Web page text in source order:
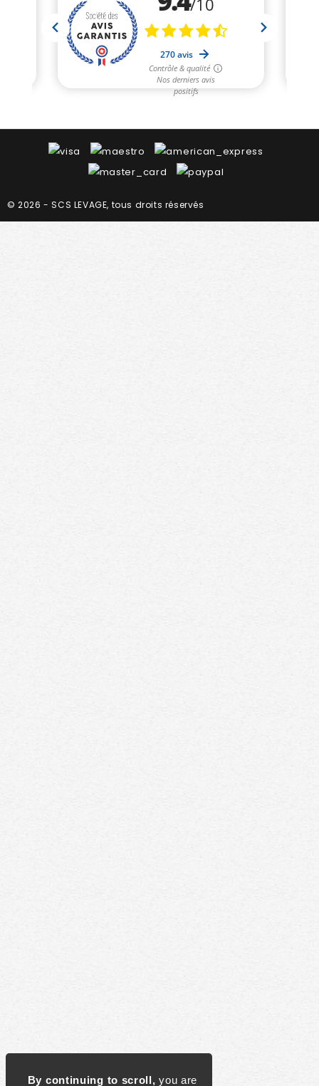
© 2026 - SCS LEVAGE, tous droits réservés
By continuing to scroll, you are